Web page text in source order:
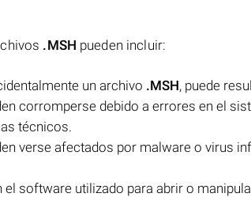
.MSH pueden incluir:
un archivo .MSH, puede
corromperse debido a errores en el
técnicos.
verse afectados por malware o virus
software utilizado para abrir o